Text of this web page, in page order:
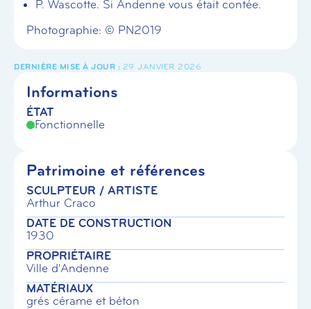
P. Wascotte. Si Andenne vous était contée.
Photographie: © PN2019
29 JANVIER 2026
Informations
ÉTAT
Fonctionnelle
Patrimoine et références
SCULPTEUR / ARTISTE
Arthur Craco
DATE DE CONSTRUCTION
1930
PROPRIÉTAIRE
Ville d'Andenne
MATÉRIAUX
grés cérame et béton